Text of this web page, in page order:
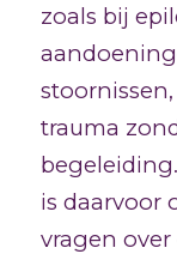
zoals bij
trauma
is daarvoor
vragen